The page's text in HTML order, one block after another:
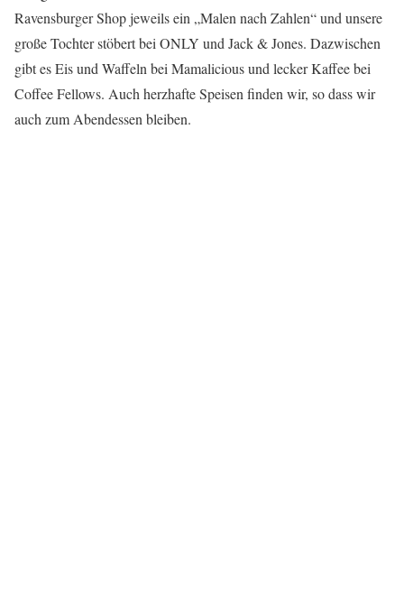
Ravensburger Shop jeweils ein „Malen nach Zahlen“ und unsere
große Tochter stöbert bei ONLY und Jack & Jones. Dazwischen
gibt es Eis und Waffeln bei Mamalicious und lecker Kaffee bei
Coffee Fellows. Auch herzhafte Speisen finden wir, so dass wir
auch zum Abendessen bleiben.